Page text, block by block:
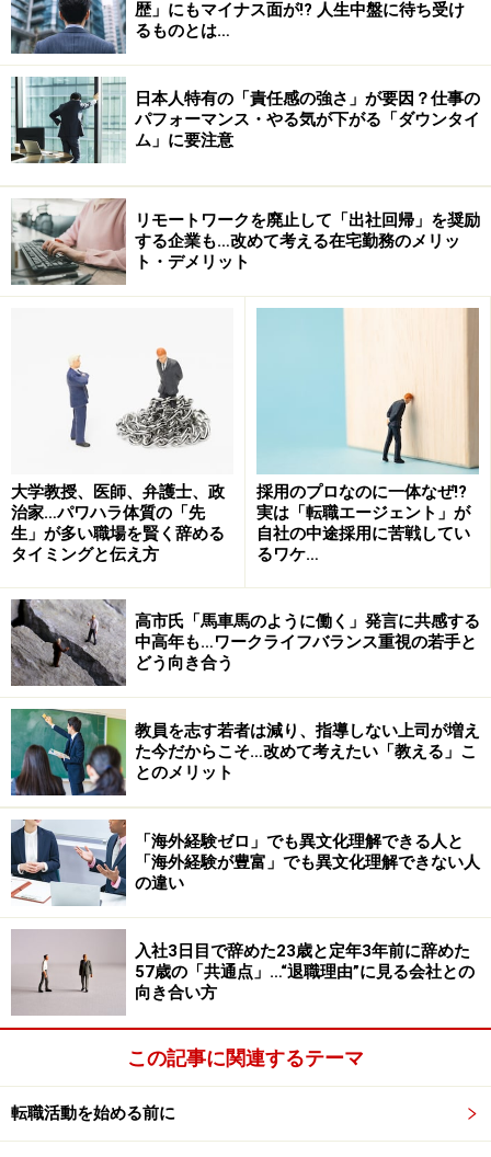
●中堅から幹部クラスの方の場合
このクラスの方は当社では採用に困っておりまして、な
かなか応募いただけないです。当社で活躍できるイメー
ジの方が来ることは、確率として１％ぐらいしかありま
るために時間を使っています。内定を出してから何日間
待つという基準は設けておらず、常識の範囲内で判断し
てもらっています。しかし、これまでの例を振り返る
と、内定を出しから意思決定まで最長でも2ヶ月でし
次のページでは、経営者の声も！
※記事内容は執筆時点のものです。最新の内容をご確認くださ
次のページへ
歴」にもマイナス面が!? 人生中盤に待ち受け
るものとは…
日本人特有の「責任感の強さ」が要因？仕事の
パフォーマンス・やる気が下がる「ダウンタイ
ム」に要注意
リモートワークを廃止して「出社回帰」を奨励
する企業も…改めて考える在宅勤務のメリッ
ト・デメリット
大学教授、医師、弁護士、政
治家…パワハラ体質の「先
生」が多い職場を賢く辞める
タイミングと伝え方
採用のプロなのに一体なぜ!?
実は「転職エージェント」が
自社の中途採用に苦戦してい
るワケ…
高市氏「馬車馬のように働く」発言に共感する
中高年も…ワークライフバランス重視の若手と
どう向き合う
教員を志す若者は減り、指導しない上司が増え
た今だからこそ…改めて考えたい「教える」こ
とのメリット
「海外経験ゼロ」でも異文化理解できる人と
「海外経験が豊富」でも異文化理解できない人
の違い
入社3日目で辞めた23歳と定年3年前に辞めた
57歳の「共通点」…“退職理由”に見る会社との
向き合い方
この記事に関連するテーマ
転職活動を始める前に